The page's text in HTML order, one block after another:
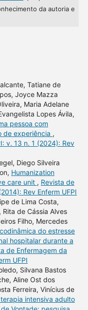
da autoria e
Tatiane de
Joyce Mazza
Maria Adelane
Lopes Ávila,
pessoa com
de experiência ,
v. 13 n. 1 (2024): Rev
Diego Silveira
Humanization
care unit , Revista de
Rev Enferm UFPI
de Lima Costa,
Rita de Cássia Alves
Filho, Mercedes
do estresse
hospitalar durante a
de Enfermagem da
UFPI
Silvana Bastos
Aline Ost dos
Ferreira, Vinícius de
intensiva adulto